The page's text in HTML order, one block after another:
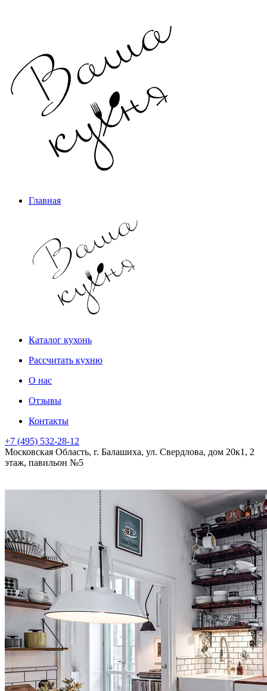
Главная
Каталог кухонь
Рассчитать кухню
О нас
Отзывы
Контакты
+7 (495) 532-28-12
Московская Область, г. Балашиха, ул. Свердлова, дом 20к1, 2
этаж, павильон №5